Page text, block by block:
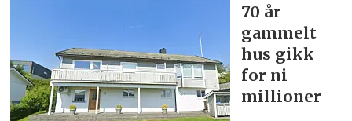
70 år
gammelt
hus gikk
for ni
millioner